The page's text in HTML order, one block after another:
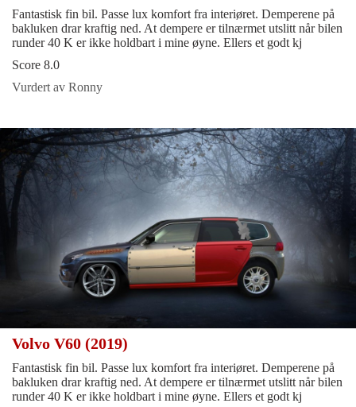
Fantastisk fin bil. Passe lux komfort fra interiøret. Demperene på
bakluken drar kraftig ned. At dempere er tilnærmet utslitt når bilen
runder 40 K er ikke holdbart i mine øyne. Ellers et godt kj
Score 8.0
Vurdert av Ronny
Volvo V60 (2019)
Fantastisk fin bil. Passe lux komfort fra interiøret. Demperene på
bakluken drar kraftig ned. At dempere er tilnærmet utslitt når bilen
runder 40 K er ikke holdbart i mine øyne. Ellers et godt kj